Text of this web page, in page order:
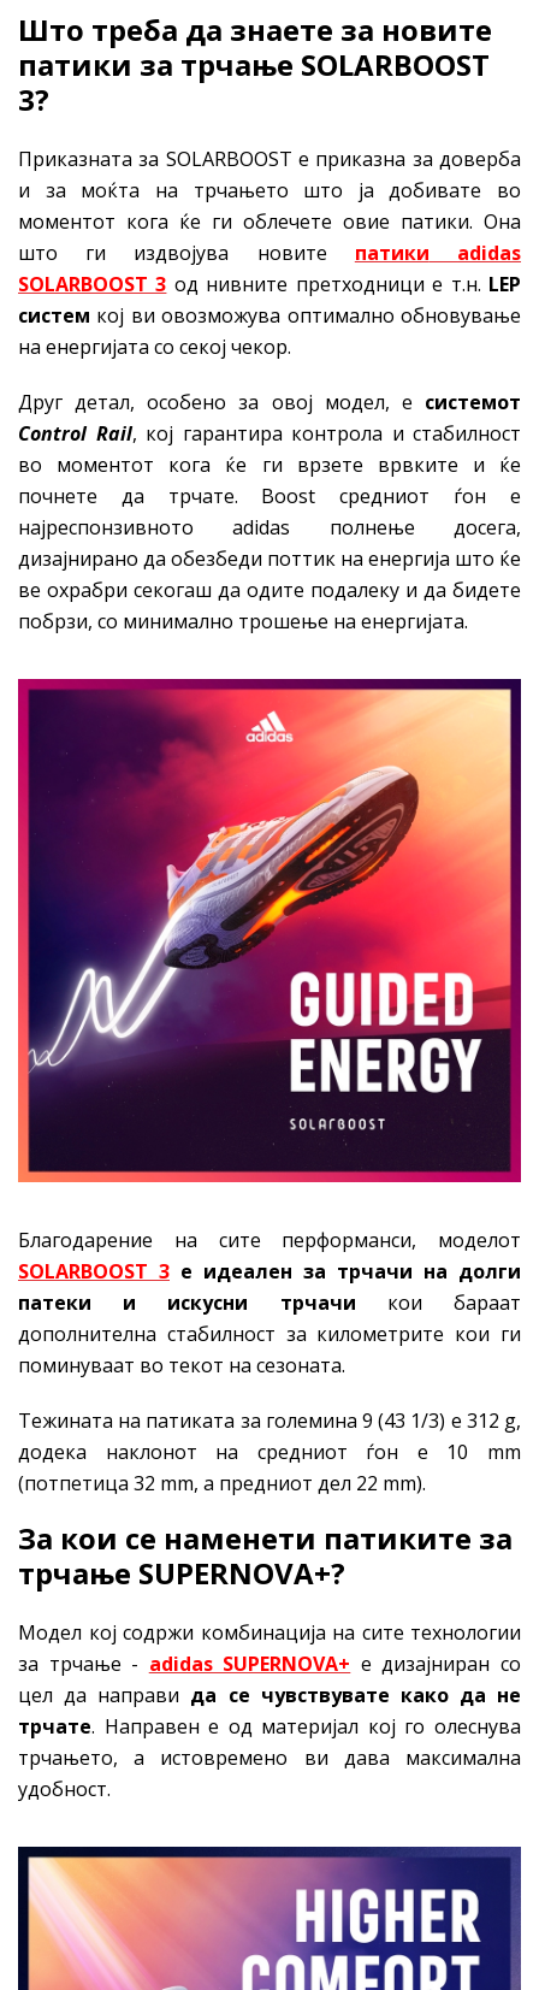
Што треба да знаете за новите
патики за трчање SOLARBOOST
3?
Приказната за SOLARBOOST е приказна за доверба
и за моќта на трчањето што ја добивате во
моментот кога ќе ги облечете овие патики. Она
што ги издвојува новите патики
adidas
SOLARBOOST 3 од нивните претходници е т.н. LEP
систем кој ви овозможува оптимално обновување
на енергијата со секој чекор.
Друг детал, особено за овој модел, е системот
Control Rail, кој гарантира контрола и стабилност
во моментот кога ќе ги врзете врвките и ќе
почнете да трчате. Boost средниот ѓон е
најреспонзивното adidas полнење досега,
дизајнирано да обезбеди поттик на енергија што ќе
ве охрабри секогаш да одите подалеку и да бидете
побрзи, со минимално трошење на енергијата.
Благодарение на сите перформанси, моделот
SOLARBOOST 3 е идеален за трчачи на долги
патеки и искусни трчачи кои бараат
дополнителна стабилност за километрите кои ги
поминуваат во текот на сезоната.
Тежината на патиката за големина 9 (43 1/3) е 312 g,
додека наклонот на средниот ѓон е 10 mm
(потпетица 32 mm, а предниот дел 22 mm).
За кои се наменети патиките за
трчање SUPERNOVA+?
Модел кој содржи комбинација на сите технологии
за трчање - adidas SUPERNOVA+ е дизајниран со
цел да направи да се чувствувате како да не
трчате. Направен е од материјал кој го олеснува
трчањето, а истовремено ви дава максимална
удобност.